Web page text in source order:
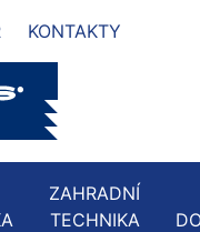
KONTAKTY
ZAHRADNÍ
TECHNIKA